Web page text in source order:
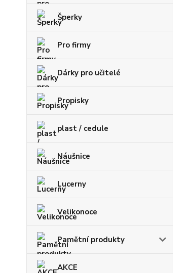
Šperky
Pro firmy
Dárky pro učitelé
Propisky
plast / cedule
Náušnice
Lucerny
Velikonoce
Pamětní produkty
AKCE